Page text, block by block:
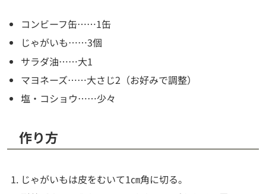
コンビーフ缶……1缶
じゃがいも……3個
サラダ油……大1
マヨネーズ……大さじ2（お好みで調整）
塩・コショウ……少々
作り方
じゃがいもは皮をむいて1㎝角に切る。